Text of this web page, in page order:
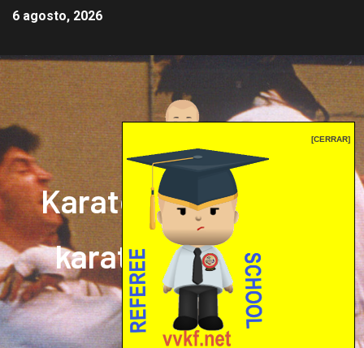
[CERRAR]
6 agosto, 2026
Karate mrprepor: el
karate en internet
El karate en internet